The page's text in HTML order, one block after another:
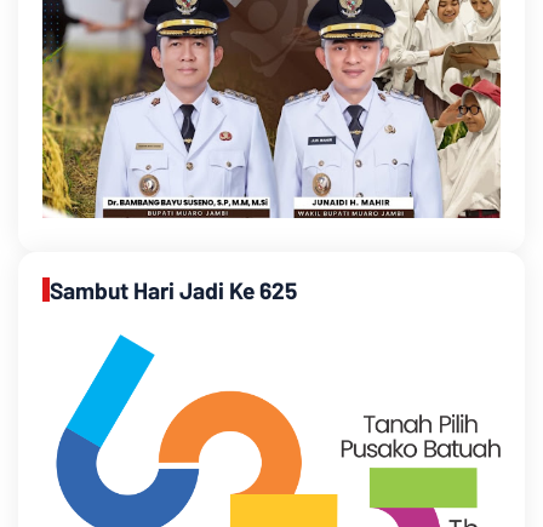
Sambut Hari Jadi Ke 625